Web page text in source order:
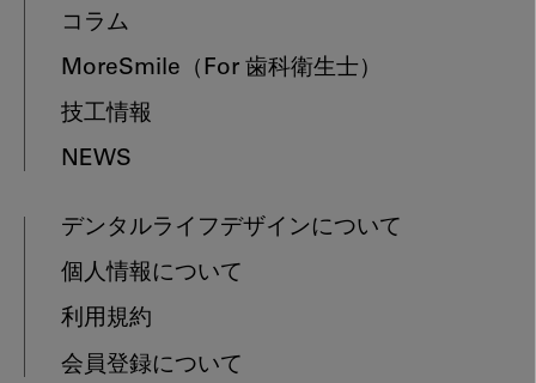
コラム
MoreSmile （For 歯科衛生士）
技工情報
NEWS
デンタルライフデザインについて
個人情報について
利用規約
会員登録について